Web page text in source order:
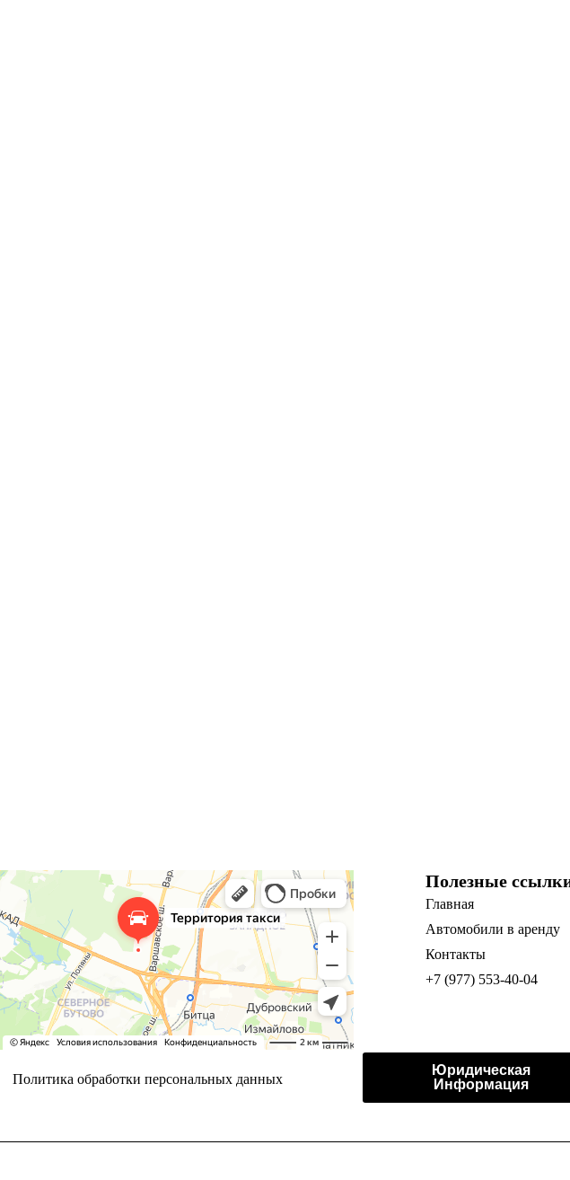
Политика обработки персональных данных
Полезные
Главная
Автомобили в аренду
Контакты
+7 (977) 553-40-04
Юридическая
Информация